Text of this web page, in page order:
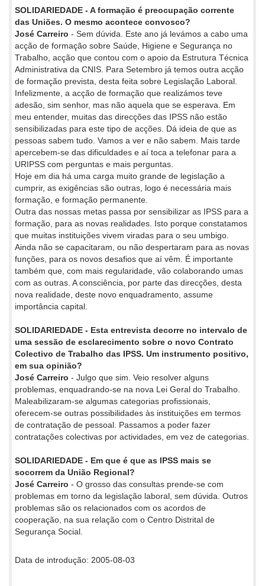
SOLIDARIEDADE - A formação é preocupação corrente
das Uniões. O mesmo acontece convosco?
José Carreiro - Sem dúvida. Este ano já levámos a cabo uma
acção de formação sobre Saúde, Higiene e Segurança no
Trabalho, acção que contou com o apoio da Estrutura Técnica
Administrativa da CNIS. Para Setembro já temos outra acção
de formação prevista, desta feita sobre Legislação Laboral.
Infelizmente, a acção de formação que realizámos teve
adesão, sim senhor, mas não aquela que se esperava. Em
meu entender, muitas das direcções das IPSS não estão
sensibilizadas para este tipo de acções. Dá ideia de que as
pessoas sabem tudo. Vamos a ver e não sabem. Mais tarde
apercebem-se das dificuldades e aí toca a telefonar para a
URIPSS com perguntas e mais perguntas.
Hoje em dia há uma carga muito grande de legislação a
cumprir, as exigências são outras, logo é necessária mais
formação, e formação permanente.
Outra das nossas metas passa por sensibilizar as IPSS para a
formação, para as novas realidades. Isto porque constatamos
que muitas instituições vivem viradas para o seu umbigo.
Ainda não se capacitaram, ou não despertaram para as novas
funções, para os novos desafios que aí vêm. É importante
também que, com mais regularidade, vão colaborando umas
com as outras. A consciência, por parte das direcções, desta
nova realidade, deste novo enquadramento, assume
importância capital.
SOLIDARIEDADE - Esta entrevista decorre no intervalo de
uma sessão de esclarecimento sobre o novo Contrato
Colectivo de Trabalho das IPSS. Um instrumento positivo,
em sua opinião?
José Carreiro - Julgo que sim. Veio resolver alguns
problemas, enquadrando-se na nova Lei Geral do Trabalho.
Maleabilizaram-se algumas categorias profissionais,
oferecem-se outras possibilidades às instituições em termos
de contratação de pessoal. Passamos a poder fazer
contratações colectivas por actividades, em vez de categorias.
SOLIDARIEDADE - Em que é que as IPSS mais se
socorrem da União Regional?
José Carreiro - O grosso das consultas prende-se com
problemas em torno da legislação laboral, sem dúvida. Outros
problemas são os relacionados com os acordos de
cooperação, na sua relação com o Centro Distrital de
Segurança Social.
Data de introdução: 2005-08-03